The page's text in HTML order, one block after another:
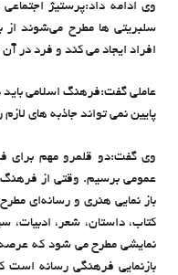
وی ادامه داد:پرستیژ
سلبریتی ها مطرح می‌شوند
افراد ایجاد می کند و فرد در
عاملی گفت:فرهنگ اسلامی‌
پایین نمی تواند جاذبه های
وی گفت:دو قلمرو مهم برای
عمومی برسیم. وقتی از
باز نمایی هنری و رسانه‌ای
کتاب، داستان، شعر، ادبیات،
نمایشی مطرح می شود که
بازنمایی فرهنگی رسانه است